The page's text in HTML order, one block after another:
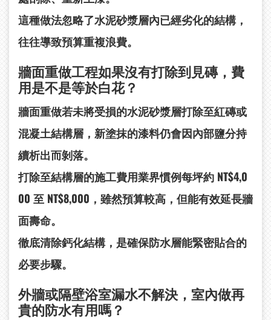
這種做法忽略了水泥砂漿層內已經劣化的結構，
往往導致預算重複浪費。
牆面重做工程如果沒有打除到見磚，費
用是不是等於白花？
牆面重做若未將受損的水泥砂漿層打除至紅磚或
混凝土結構層，新塗抹的漆料仍會因內部鹽分持
續析出而剝落。
打除至結構層的施工費用業界慣例每坪約 NT$4,0
00 至 NT$8,000，雖然預算較高，但能有效延長牆
面壽命。
徹底清除鈣化結構，是確保防水層能緊密貼合的
必要步驟。
外牆或隔壁浴室漏水不解決，室內做再
貴的防水有用嗎？